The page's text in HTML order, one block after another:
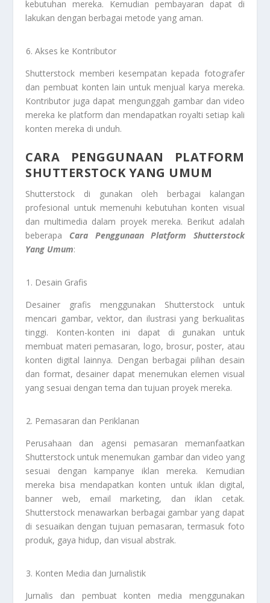
kebutuhan mereka. Kemudian pembayaran dapat di
lakukan dengan berbagai metode yang aman.
Akses ke Kontributor
Shutterstock memberi kesempatan kepada fotografer
dan pembuat konten lain untuk menjual karya mereka.
Kontributor juga dapat mengunggah gambar dan video
mereka ke platform dan mendapatkan royalti setiap kali
konten mereka di unduh.
CARA PENGGUNAAN PLATFORM
SHUTTERSTOCK YANG UMUM
Shutterstock di gunakan oleh berbagai kalangan
profesional untuk memenuhi kebutuhan konten visual
dan multimedia dalam proyek mereka. Berikut adalah
beberapa Cara PenggunaanPlatform Shutterstock
Yang Umum:
Desain Grafis
Desainer grafis menggunakan Shutterstock untuk
mencari gambar, vektor, dan ilustrasi yang berkualitas
tinggi. Konten-konten ini dapat di gunakan untuk
membuat materi pemasaran, logo, brosur, poster, atau
konten digital lainnya. Dengan berbagai pilihan desain
dan format, desainer dapat menemukan elemen visual
yang sesuai dengan tema dan tujuan proyek mereka.
Pemasaran dan Periklanan
Perusahaan dan agensi pemasaran memanfaatkan
Shutterstock untuk menemukan gambar dan video yang
sesuai dengan kampanye iklan mereka. Kemudian
mereka bisa mendapatkan konten untuk iklan digital,
banner web, email marketing, dan iklan cetak.
Shutterstock menawarkan berbagai gambar yang dapat
di sesuaikan dengan tujuan pemasaran, termasuk foto
produk, gaya hidup, dan visual abstrak.
Konten Media dan Jurnalistik
Jurnalis dan pembuat konten media menggunakan